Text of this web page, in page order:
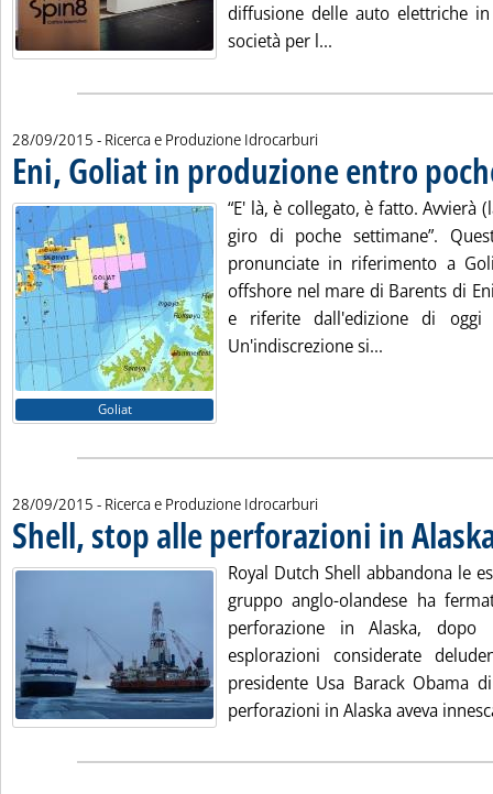
diffusione delle auto elettriche
società per l...
28/09/2015 - Ricerca e Produzione Idrocarburi
Eni, Goliat in produzione entro
Goliat
“E' là, è collegato, è fatto. Avvierà
giro di poche settimane”.
pronunciate in riferimento a
offshore nel mare di Barents di
e riferite dall'edizione di oggi
Un'indiscrezione si...
28/09/2015 - Ricerca e Produzione Idrocarburi
Shell, stop alle perforazioni in
Royal Dutch Shell abbandona le
gruppo anglo-olandese ha
perforazione in Alaska,
esplorazioni considerate
presidente Usa Barack Obama
perforazioni in Alaska aveva